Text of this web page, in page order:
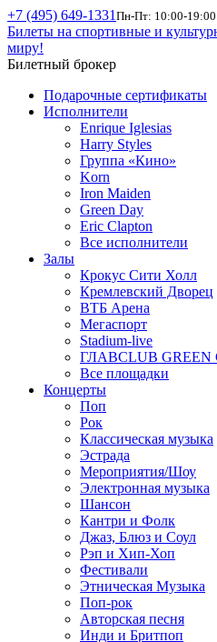
+7 (495) 649-1331 Пн-Пт: 10:00-
Билеты на спортивные и
миру!
Билетный брокер
Подарочные сертификаты
Исполнители
Enrique Iglesias
Harry Styles
Группа «Кино»
Korn
Iron Maiden
Green Day
Eric Clapton
Все исполнители
Залы
Крокус Сити Холл
Кремлевский Дворец
ВТБ Арена
Мегаспорт
Stadium-live
ГЛАВCLUB GREEN
Все площадки
Концерты
Поп
Рок
Классическая музыка
Эстрада
Мероприятия/Шоу
Электронная музыка
Шансон
Кантри и Фолк
Джаз, Блюз и Соул
Рэп и Хип-Хоп
Фестивали
Этническая Музыка
Поп-рок
Авторская песня
Инди и Бритпоп